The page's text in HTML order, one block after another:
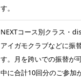
す。
NEXTコース別クラス・
アイガモクラブなどに振
す。月を跨いでの振替が
中に合計10回分のご参加